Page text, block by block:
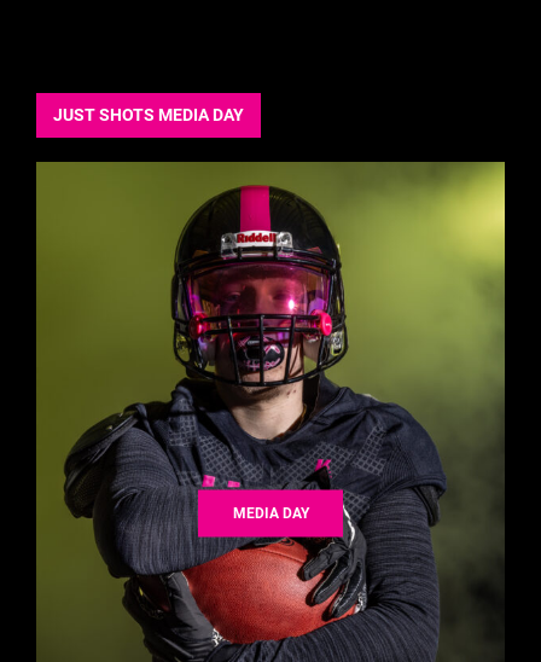
JUST SHOTS MEDIA DAY
MEDIA DAY